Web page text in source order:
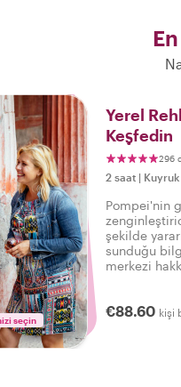
seçin
Yerel
Keşfedin
296
2 saat |
Pompei'nin
şekilde
sunduğu
merkezi
€88.60 kişi